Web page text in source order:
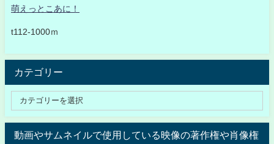
萌えっとこあに！
t112-1000ｍ
カテゴリー
動画やサムネイルで使用している映像の著作権や肖像権